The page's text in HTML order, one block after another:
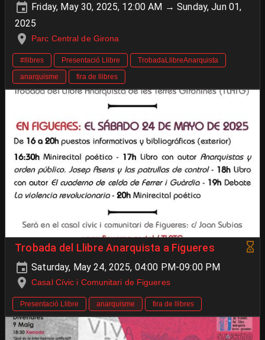
Friday, May 30, 2025, 12:00 AM → Sunday, Jun 01,
2025
Parc Central de Girona
#llibres Presentació Llibre
TrobadaLlibreAnarquista
anarquisme
fira de llibres
Trobada del Llibre Anarquista a Figueres
Saturday, May 24, 2025, 04:00 PM-09:00 PM
Casal Cívic i Comunitari de Figueres
Presentació Llibre anarquisme fira de llibres